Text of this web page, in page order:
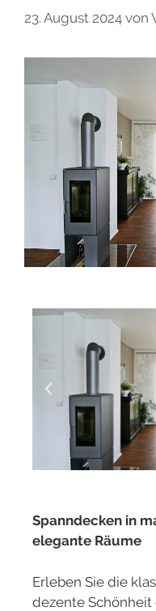
23. August 2024 von
Spanndecken in
elegante Räume
Erleben Sie die
dezente